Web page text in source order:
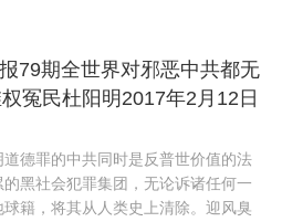
79期全世界对邪恶中共都无
冤民杜阳明2017年2月12日
德罪的中共同时是反普世价值的法
黑社会犯罪集团，无论诉诸任何一
籍，将其从人类史上清除。迎风臭